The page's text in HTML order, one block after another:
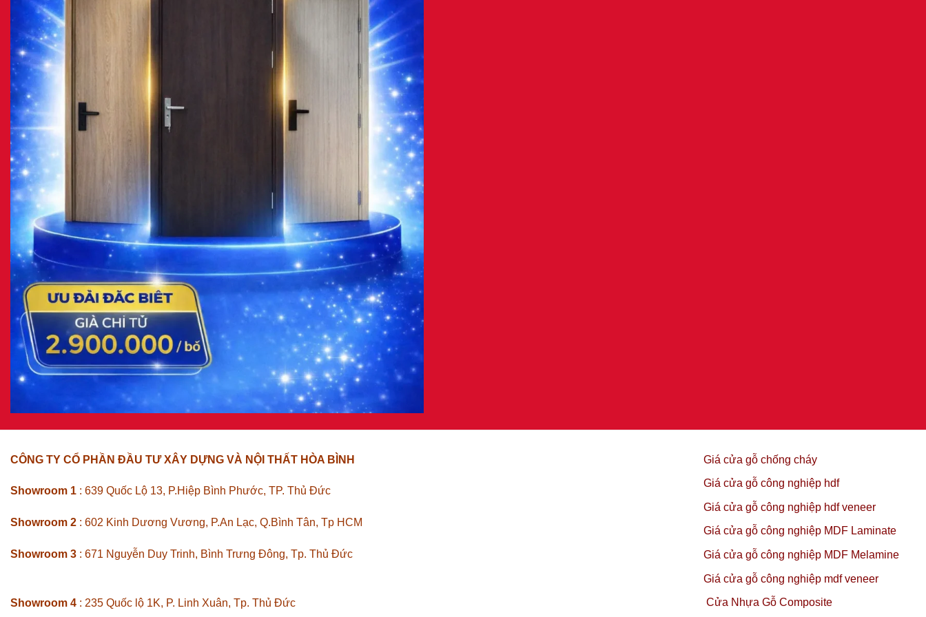
CÔNG TY CỔ PHẦN ĐẦU TƯ XÂY DỰNG VÀ NỘI THẤT HÒA BÌNH
Showroom 1 : 639 Quốc Lộ 13, P.Hiệp Bình Phước, TP. Thủ Đức
Showroom 2 : 602 Kinh Dương Vương, P.An Lạc, Q.Bình Tân, Tp HCM
Showroom 3 : 671 Nguyễn Duy Trinh, Bình Trưng Đông, Tp. Thủ Đức
Showroom 4 : 235 Quốc lộ 1K, P. Linh Xuân, Tp. Thủ Đức
Giá cửa gỗ chống cháy
Giá cửa gỗ công nghiệp hdf
Giá cửa gỗ công nghiệp hdf veneer
Giá cửa gỗ công nghiệp MDF Laminate
Giá cửa gỗ công nghiệp MDF Melamine
Giá cửa gỗ công nghiệp mdf veneer
Cửa Nhựa Gỗ Composite